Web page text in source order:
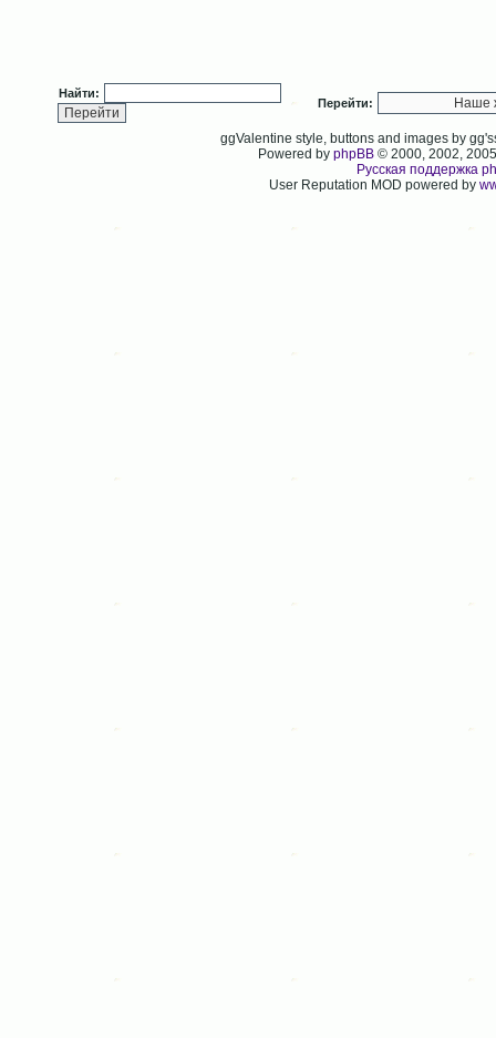
Найти:
Перейти:
ggValentine style, buttons and images by
Powered byphpBB © 2000, 2002,
Русская поддержка
User Reputation MOD powered by